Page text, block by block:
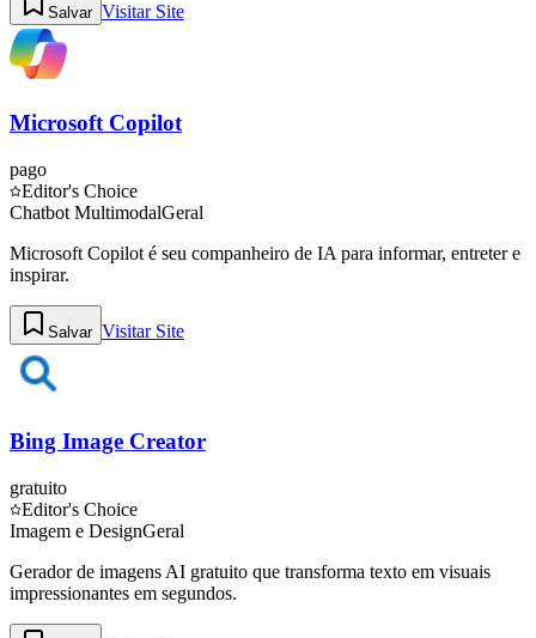
Salvar Visitar Site
Microsoft Copilot
pago
Editor's Choice
Chatbot MultimodalGeral
Microsoft Copilot é seu companheiro de IA para informar, entreter e
inspirar.
Salvar Visitar Site
Bing Image Creator
gratuito
Editor's Choice
Imagem e DesignGeral
Gerador de imagens AI gratuito que transforma texto em visuais
impressionantes em segundos.